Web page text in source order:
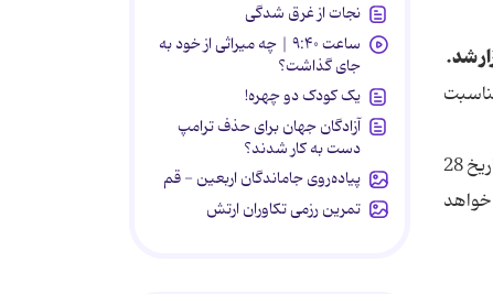
شد.
شایان ذکر است برای تنوع در مسابقات برگزار شده، مسابقه پیامکی از این ویژه نامه طراحی گردید که علاقمندان می توانند تا تاریخ 28
اهداء خواهد
نجات از غرق شدگی
ساعت ۹:۴۰ | چه میراثی از خود به
جای گذاشت؟
یک کودک دو چهره!
آزادگان جهان برای حذف ترامپ
دست به کار شدند؟
پیاده‌روی جاماندگان اربعین - قم
تمرین رزمی تکاوران ارتش